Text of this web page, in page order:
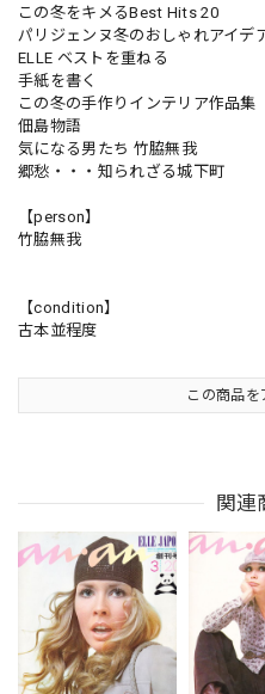
この冬をキメるBest Hits 20
パリジェンヌ冬のおしゃれアイデ
ELLE ベストを重ねる
手紙を書く
この冬の手作りインテリア作品集
佃島物語
気になる男たち 竹脇無我
郷愁・・・知られざる城下町
【person】
竹脇無我
【condition】
古本並程度
この商品を
関連